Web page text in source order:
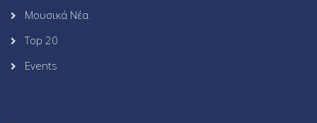
Μουσικά Νέα
Top 20
Events